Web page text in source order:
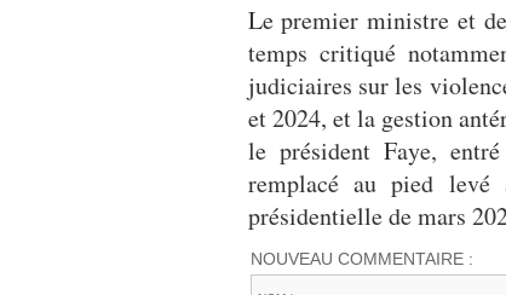
Le premier ministre et
temps critiqué
judiciaires sur les
et 2024, et la gestion
le président Faye,
remplacé au pied levé
présidentielle de mars
NOUVEAU COMMENTAIRE :